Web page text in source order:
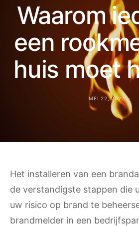
Waarom
een
huis moet
MEI 22, 2022
Het installeren van een
de verstandigste stappen die
uw risico op brand te
brandmelder in een